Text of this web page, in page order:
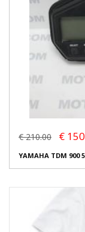
€ 210.00 €
YAMAHA TDM 900